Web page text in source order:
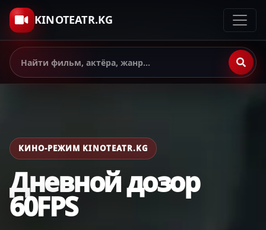
KINOTEATR.KG
КИНО-РЕЖИМ KINOTEATR.KG
Дневной дозор
60FPS